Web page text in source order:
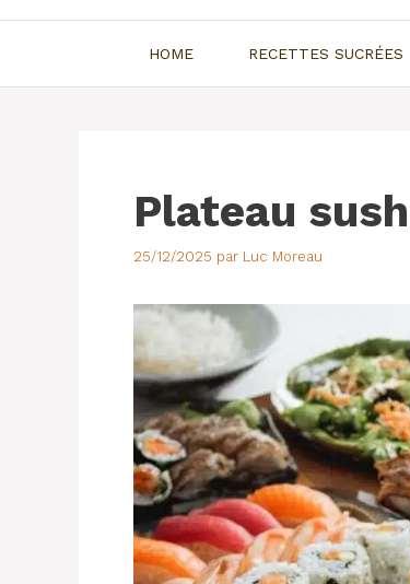
HOME RECETTES SUCRÉES
Plateau
25/12/2025 par Luc Moreau